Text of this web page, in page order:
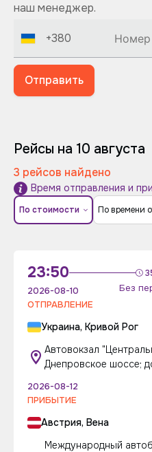
наш менеджер.
+380
Отправить
Рейсы на 10 августа
3 рейсов найдено
Время отправления и
По стоимости По времени
23:50
Без
2026-08-10
ОТПРАВЛЕНИЕ
Украина, Кривой Рог
Автовокзал
Днепровское шоссе;
2026-08-12
ПРИБЫТИЕ
Австрия, Вена
Международный